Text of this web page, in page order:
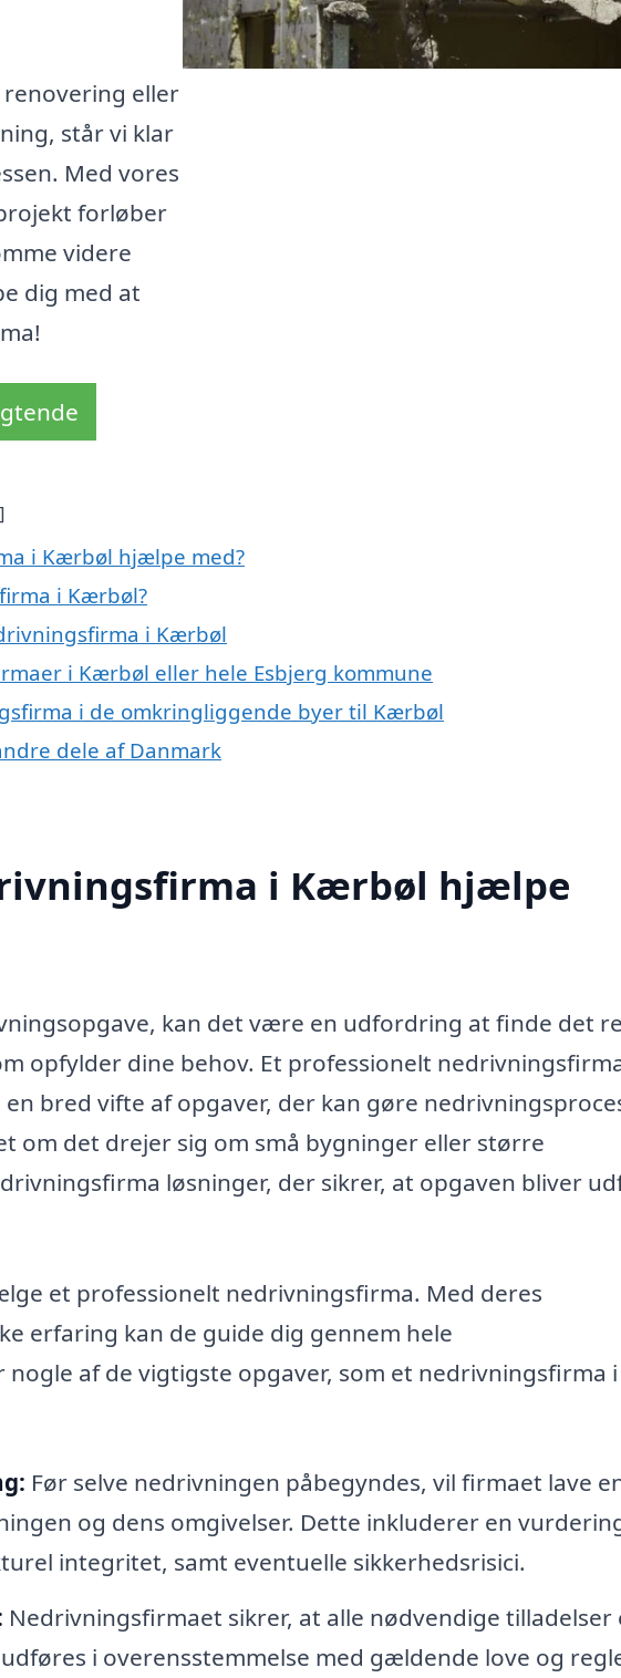
eller
står vi klar
Med vores
forløber
videre
dig med at
i Kærbøl hjælpe med?
i Kærbøl?
i Kærbøl
i Kærbøl eller hele Esbjerg kommune
i de omkringliggende byer til Kærbøl
dele af Danmark
i Kærbøl hjælpe
kan det være en udfordring at finde det
opfylder dine behov. Et professionelt
bred vifte af opgaver, der kan gøre
om det drejer sig om små bygninger eller større
løsninger, der sikrer, at opgaven bliver
et professionelt nedrivningsfirma. Med deres
erfaring kan de guide dig gennem hele
af de vigtigste opgaver, som et nedrivningsfirma i
Før selve nedrivningen påbegyndes, vil firmaet lave
og dens omgivelser. Dette inkluderer en
integritet, samt eventuelle sikkerhedsrisici.
Nedrivningsfirmaet sikrer, at alle nødvendige tilladelser
i overensstemmelse med gældende love og